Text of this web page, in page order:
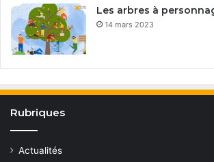
Les arbres à
14 mars 2023
Rubriques
Actualités